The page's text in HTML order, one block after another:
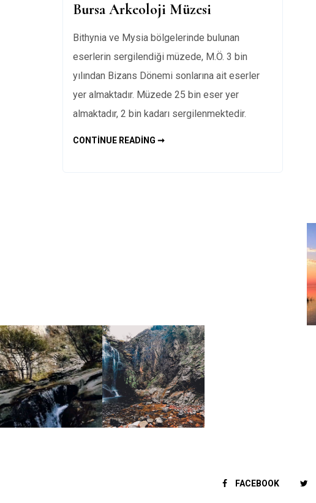
Bursa Arkeoloji Müzesi
Bithynia ve Mysia bölgelerinde bulunan
eserlerin sergilendiği müzede, M.Ö. 3 bin
yılından Bizans Dönemi sonlarına ait eserler
yer almaktadır. Müzede 25 bin eser yer
almaktadır, 2 bin kadarı sergilenmektedir.
CONTINUE READING ➞BURSA
FACEBOOK